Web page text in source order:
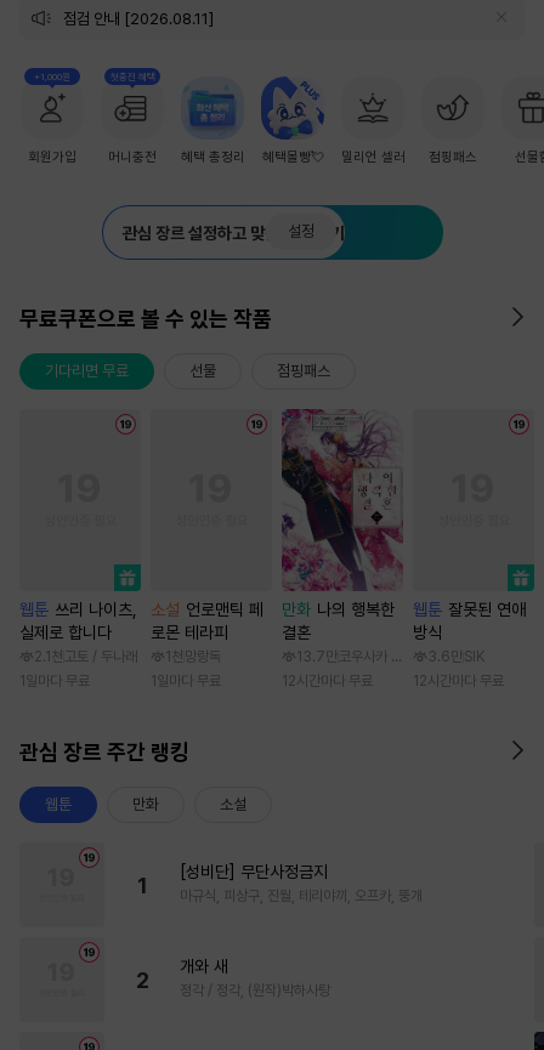
점검 안내 [2026.08.11]
+1,000원
회원가입
첫충전 혜택
머니충전 혜택 총정리 혜택몰빵💘 밀리언 셀러 점핑패스 선물
관심 장르 설정하고 맞춤 추천 받기
설정
무료쿠폰으로 볼 수 있는 작품
기다리면 무료 선물 점핑패스
웹툰 쓰리 나이츠,
실제로 합니다
2.1천 고토 / 두나래
1일마다 무료
소설 언로맨틱 페
로몬 테라피
1천 망랑독
1일마다 무료
만화 나의 행복한
결혼
13.7만 코우사카 리토 / 아기토기 아쿠미
12시간마다 무료
웹툰 잘못된 연애
방식
3.6만 SIK
12시간마다 무료
관심 장르 주간 랭킹
웹툰 만화 소설
1
[성비단] 무단사정금지
마규식, 피상구, 진월, 테리야끼, 오프카, 뚱개
2
개와 새
정각 / 정각, (원작)박하사탕